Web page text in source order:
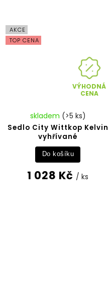
AKCE
TOP CENA
VÝHODNÁ
CENA
Sedlo City Wittkop Kelvin
vyhřívané
skladem (>5 ks)
1 028 Kč / ks
Do košíku